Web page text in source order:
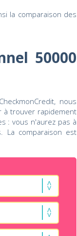
la comparaison des
50000
nous
à trouver rapidement
: vous n'aurez pas à
La comparaison est